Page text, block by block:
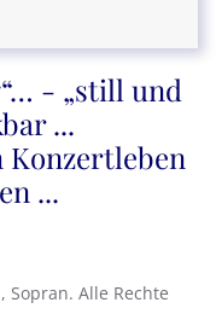
- „still und
...
Konzertleben
...
Sopran. Alle Rechte